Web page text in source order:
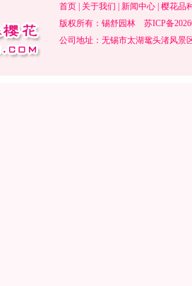
首页 | 关于我们 | 新闻中心 | 樱花品
版权所有：锡舒园林 苏ICP备
公司地址：无锡市太湖鼋头渚风景